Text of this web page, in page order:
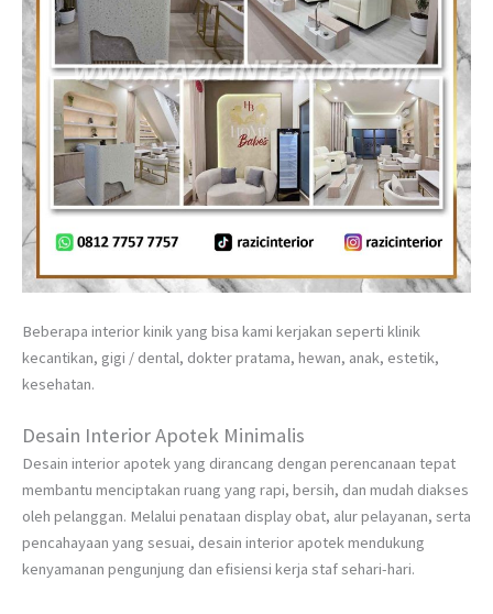
Beberapa interior kinik yang bisa kami kerjakan seperti klinik
kecantikan, gigi / dental, dokter pratama, hewan, anak, estetik,
kesehatan.
Desain Interior Apotek Minimalis
Desain interior apotek yang dirancang dengan perencanaan tepat
membantu menciptakan ruang yang rapi, bersih, dan mudah diakses
oleh pelanggan. Melalui penataan display obat, alur pelayanan, serta
pencahayaan yang sesuai, desain interior apotek mendukung
kenyamanan pengunjung dan efisiensi kerja staf sehari-hari.